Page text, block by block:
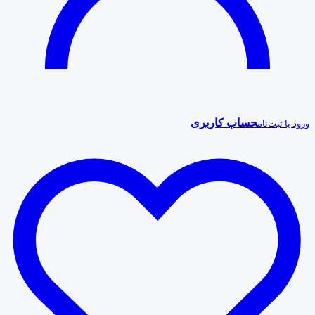
ورود یا ثبت‌نامحساب کاربری